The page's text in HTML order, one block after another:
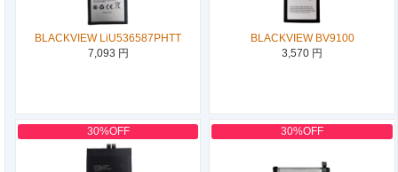
BLACKVIEW LiU536587PHTT
7,093 円
BLACKVIEW BV9100
3,570 円
30%OFF 30%OFF